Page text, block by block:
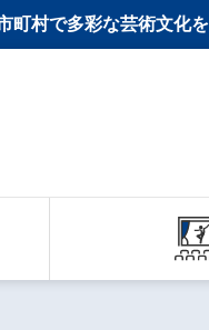
村で多彩な芸術文化